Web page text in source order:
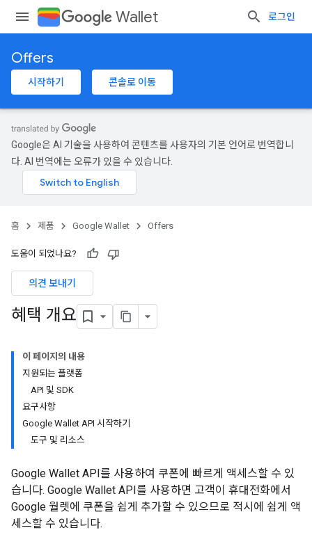
Wallet 로그인
Offers
시작하기 콘솔로 이동
Google은 AI 기술을 사용하여 콘텐츠를 사용자의 기본 언어로 번역합니
다. AI 번역에는 오류가 있을 수 있습니다.
홈 제품 Google Wallet Offers
도움이 되었나요?
의견 보내기
혜택 개요
이 페이지의 내용
지원되는 플랫폼
API 및 SDK
요구사항
Google Wallet API 시작하기
도구 및 리소스
Google Wallet API를 사용하여 쿠폰에 빠르게 액세스할 수 있
습니다. Google Wallet API를 사용하면 고객이 휴대전화에서
Google 월렛에 쿠폰을 쉽게 추가할 수 있으므로 적시에 쉽게 액
세스할 수 있습니다.